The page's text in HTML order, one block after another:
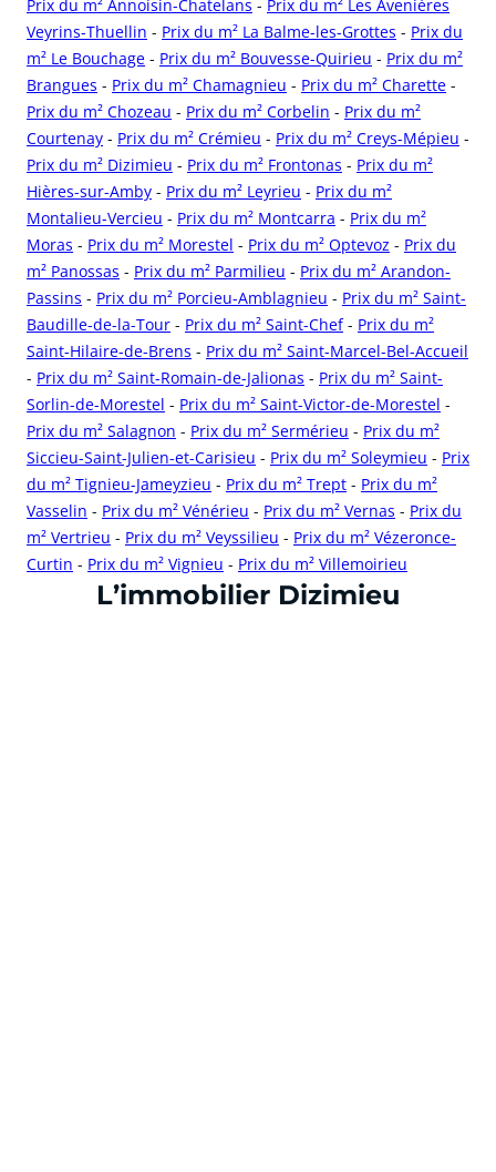
Prix du m² Annoisin-Chatelans - Prix du m² Les Avenières
Veyrins-Thuellin - Prix du m² La Balme-les-Grottes - Prix du
m² Le Bouchage - Prix du m² Bouvesse-Quirieu - Prix du m²
Brangues - Prix du m² Chamagnieu - Prix du m² Charette -
Prix du m² Chozeau - Prix du m² Corbelin - Prix du m²
Courtenay - Prix du m² Crémieu - Prix du m² Creys-Mépieu -
Prix du m² Dizimieu - Prix du m² Frontonas - Prix du m²
Hières-sur-Amby - Prix du m² Leyrieu - Prix du m²
Montalieu-Vercieu - Prix du m² Montcarra - Prix du m²
Moras - Prix du m² Morestel - Prix du m² Optevoz - Prix du
m² Panossas - Prix du m² Parmilieu - Prix du m² Arandon-
Passins - Prix du m² Porcieu-Amblagnieu - Prix du m² Saint-
Baudille-de-la-Tour - Prix du m² Saint-Chef- Prix du m²
Saint-Hilaire-de-Brens - Prix du m² Saint-Marcel-Bel-Accueil
- Prix du m² Saint-Romain-de-Jalionas - Prix du m² Saint-
Sorlin-de-Morestel - Prix du m² Saint-Victor-de-Morestel -
Prix du m² Salagnon - Prix du m² Sermérieu - Prix du m²
Siccieu-Saint-Julien-et-Carisieu - Prix du m² Soleymieu - Prix
du m² Tignieu-Jameyzieu - Prix du m² Trept - Prix du m²
Vasselin - Prix du m² Vénérieu - Prix du m² Vernas - Prix du
m² Vertrieu - Prix du m² Veyssilieu - Prix du m² Vézeronce-
Curtin - Prix du m² Vignieu - Prix du m² Villemoirieu
cliquer pour afficher plus du text
L’immobilier Dizimieu